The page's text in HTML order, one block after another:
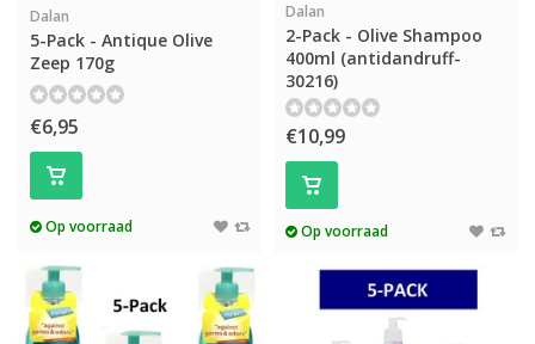
Dalan
5-Pack - Antique Olive
Zeep 170g
€6,95
Op voorraad
Dalan
2-Pack - Olive Shampoo
400ml (antidandruff-
30216)
€10,99
Op voorraad